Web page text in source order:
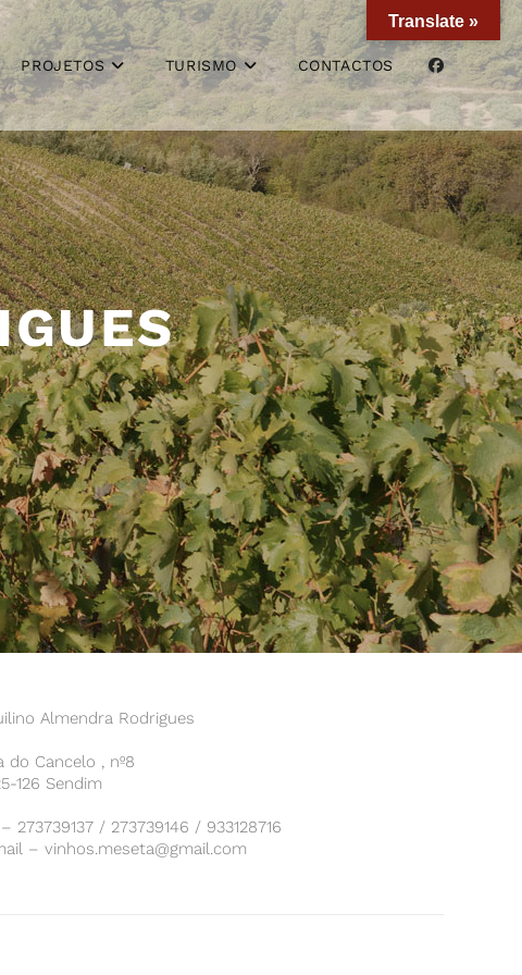
PROJETOS TURISMO CONTACTOS
Almendra Rodrigues
do Cancelo , nº8
126 Sendim
273739137 / 273739146 / 933128716
– vinhos.meseta@gmail.com
Translate »